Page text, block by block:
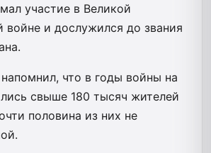
участие в Великой
войне и дослужился до звания
что в годы войны на
свыше 180 тысяч жителей
половина из них не